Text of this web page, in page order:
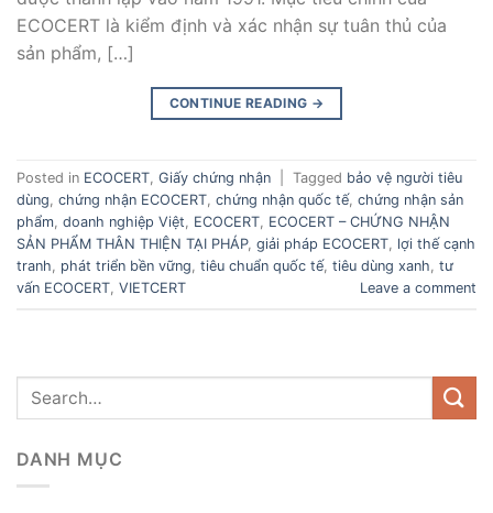
ECOCERT là kiểm định và xác nhận sự tuân thủ của
sản phẩm, […]
CONTINUE READING →
Posted in ECOCERT, Giấy chứng nhận Tagged bảo vệ người tiêu
dùng, chứng nhận ECOCERT, chứng nhận quốc tế, chứng nhận sản
phẩm, doanh nghiệp Việt, ECOCERT, ECOCERT – CHỨNG NHẬN
SẢN PHẨM THÂN THIỆN TẠI PHÁP, giải pháp ECOCERT, lợi thế cạnh
tranh, phát triển bền vững, tiêu chuẩn quốc tế, tiêu dùng xanh, tư
vấn ECOCERT, VIETCERT Leave a comment
DANH MỤC